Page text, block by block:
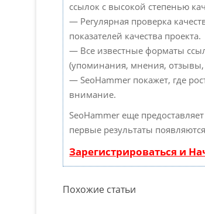
ссылок с высокой степенью
— Регулярная проверка
показателей качества проекта.
— Все известные форматы
(упоминания, мнения, отзывы,
— SeoHammer покажет, где
внимание.
SeoHammer еще
первые результаты
Зарегистрироваться и
Похожие статьи